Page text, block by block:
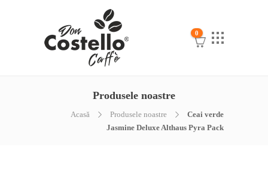
0
Produsele noastre
Acasă Produsele noastre
Ceai verde
Jasmine Deluxe Althaus Pyra Pack